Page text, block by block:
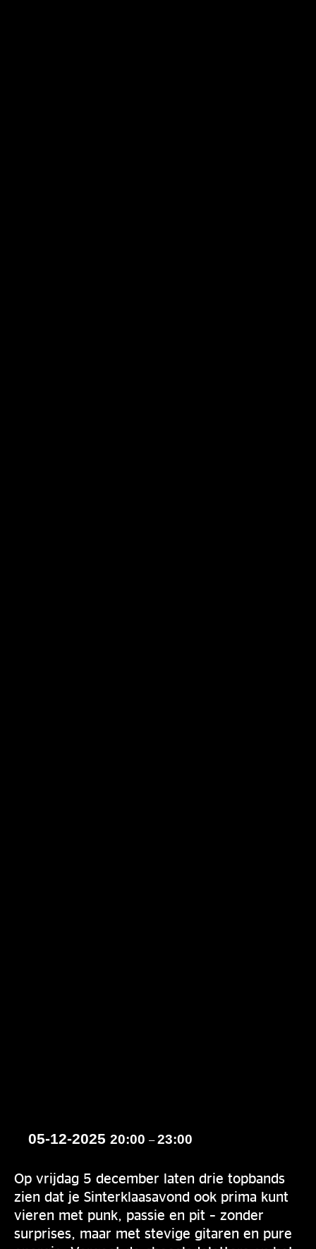
05-12-2025 20:00 –23:00
Op vrijdag 5 december laten drie topbands
zien dat je Sinterklaasavond ook prima kunt
vieren met punk, passie en pit – zonder
surprises, maar met stevige gitaren en pure